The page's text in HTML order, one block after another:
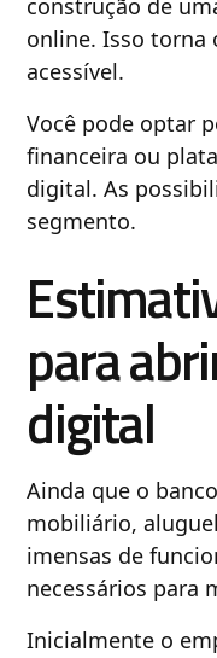
construção de
online. Isso torna
acessível.
Você pode optar
financeira ou
digital. As
segmento.
para
digital
Ainda que o
mobiliário,
imensas de
necessários para
Inicialmente o